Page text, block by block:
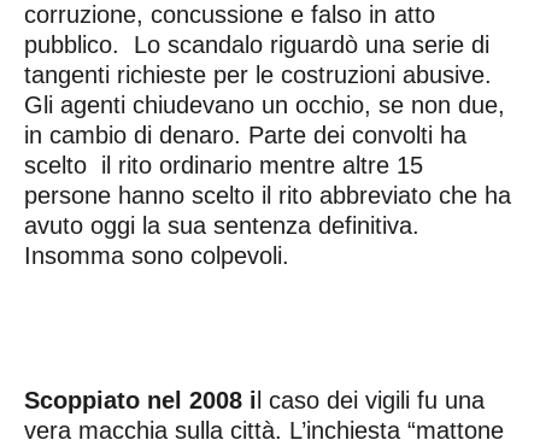
corruzione, concussione e falso in atto
pubblico. Lo scandalo riguardò una serie di
tangenti richieste per le costruzioni abusive.
Gli agenti chiudevano un occhio, se non due,
in cambio di denaro. Parte dei convolti ha
scelto il rito ordinario mentre altre 15
persone hanno scelto il rito abbreviato che ha
avuto oggi la sua sentenza definitiva.
Insomma sono colpevoli.
Scoppiato nel 2008 i l caso dei vigili fu una
vera macchia sulla città. L’inchiesta “mattone